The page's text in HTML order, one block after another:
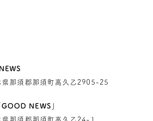
那須郡那須町高久乙2905-25
NEWS」
那須郡那須町高久乙24-1